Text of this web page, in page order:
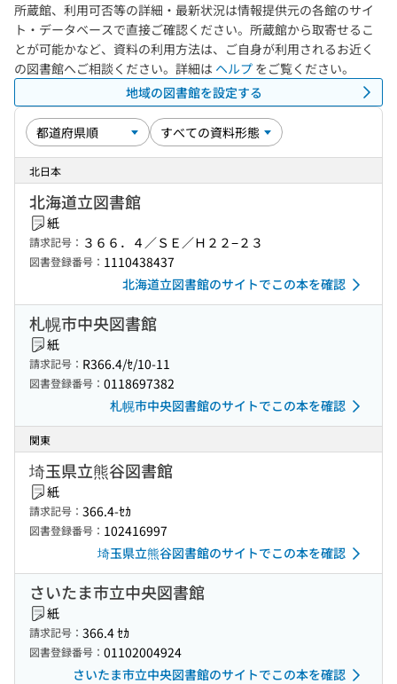
所蔵館、利用可否等の詳細・最新状況は情報提供元の各館のサイ
ト・データベースで直接ご確認ください。所蔵館から取寄せるこ
とが可能かなど、資料の利用方法は、ご自身が利用されるお近く
の図書館へご相談ください。詳細は ヘルプ をご覧ください。
地域の図書館を設定する
北日本
北海道立図書館
紙
請求記号： ３６６．４／ＳＥ／Ｈ２２−２３
図書登録番号： 1110438437
北海道立図書館のサイトでこの本を確認
札幌市中央図書館
紙
請求記号： R366.4/ｾ/10-11
図書登録番号： 0118697382
札幌市中央図書館のサイトでこの本を確認
関東
埼玉県立熊谷図書館
紙
請求記号： 366.4-ｾｶ
図書登録番号： 102416997
埼玉県立熊谷図書館のサイトでこの本を確認
さいたま市立中央図書館
紙
請求記号： 366.4 ｾｶ
図書登録番号： 01102004924
さいたま市立中央図書館のサイトでこの本を確認